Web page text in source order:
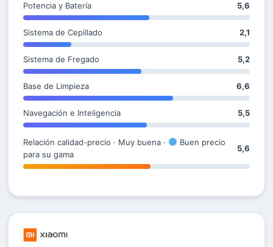
Potencia y Batería 5,6
Sistema de Cepillado 2,1
Sistema de Fregado 5,2
Base de Limpieza 6,6
Navegación e Inteligencia 5,5
Relación calidad-precio · Muy buena ·
Buen precio
para su gama
5,6